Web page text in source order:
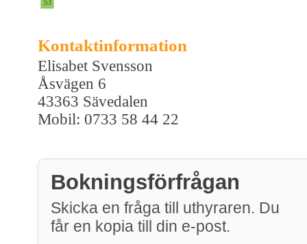
Kontaktinformation
Elisabet Svensson
Åsvägen 6
43363 Sävedalen
Mobil: 0733 58 44 22
Bokningsförfrågan
Skicka en fråga till uthyraren. Du
får en kopia till din e-post.